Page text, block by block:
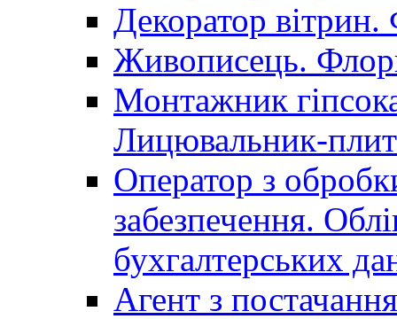
Декоратор вітрин.
Живописець.
Монтажник
Лицювальник-
Оператор з
забезпечення.
бухгалтерських
Агент з